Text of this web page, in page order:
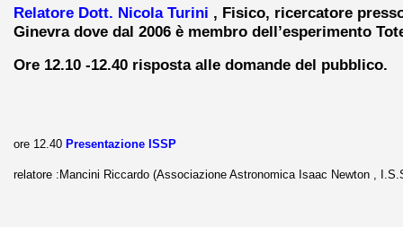
Relatore Dott. Nicola Turini , Fisico, ricercatore
Ginevra dove dal 2006 è membro dell’esperimento
Ore 12.10 -12.40 risposta alle domande del pubblico.
ore 12.40 Presentazione ISSP
relatore :Mancini Riccardo (Associazione Astronomica Isaac Newton ,